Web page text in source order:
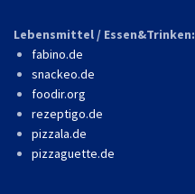
Lebensmittel / Essen&Trinken:
fabino.de
snackeo.de
foodir.org
rezeptigo.de
pizzala.de
pizzaguette.de